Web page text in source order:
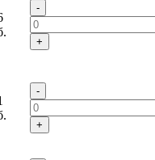
-
+
-
+